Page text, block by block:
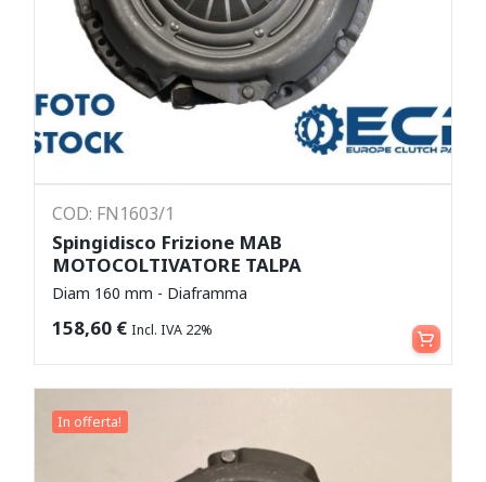
COD: FN1603/1
Spingidisco Frizione MAB
MOTOCOLTIVATORE TALPA
Diam 160 mm - Diaframma
158,60 € Incl. IVA 22% Leggi tutto
In offerta!